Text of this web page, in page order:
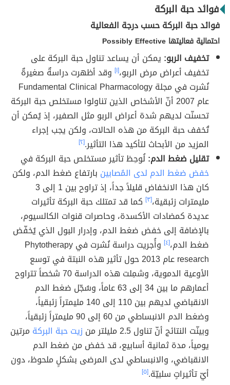
فوائد حبة البركة
فوائد حبة البركة حسب درجة الفعالية
احتمالية فعاليتها Possibly Effective
تخفيف الربو: يمكن أن يساعد تناول حبة البركة على
تخفيف أعراض مرض الربو،[١] وقد أظهرت دراسةٌ صغيرةٌ
نُشرت في مجلة Fundamental Clinical Pharmacology
عام 2007 أنّ الأشخاص الذين تناولوا مستخلص حبة البركة
تحسنّت لديهم شدة أعراض الربو مثل الصفير، إذ يُمكن أن
تُخفف حبة البركة من هذه الحالات، ولكن يجب إجراء
المزيد من الأبحاث لتأكيد هذا التأثير.[٢]
تقليل ضغط الدم:لُوحِظ تأثير مستخلص حبة البركة في
خفض ضغط الدم لدى المُصابين بارتفاع ضغط الدم، ولكن
كان هذا الانخفاض قليلاً جداً، إذ تراوح بين 1 إلى 3
مليمترات زئبقية،[٣] كما قد تمتلك حبة البركة تأثيرات
عديدة كمضادات الأكسدة، وحاصرات قنوات الكالسيوم،
بالإضافة إلى خفض ضغط الدم، وإدرار البول الذي يُخفّض
ضغط الدم،[٤]
وأُجريت دراسة نُشرت في Phytotherapy
research عام 2013 حول تأثير هذه النبتة في توسع
الأوعية الدموية، وشمِلت هذه الدراسة 70 شخصاً تتراوح
أعمارهم ما بين 34 إلى 63 عاماً، وسُجّل ضغط الدم
الانقباضي لديهم بين 110 إلى 140 مليمتراً زئبقياً،
وضغط الدم الانبساطي من 60 إلى 90 مليمتراً زئبقياً،
وبينّت النتائج أنّ تناول 2.5 مليلتر من
زيت حبة البركة مرتين
يومياً، مدة ثمانية أسابيع، قد خفض من ضغط الدم
الانقباضي، والانبساطي لدى المرضى بشكلٍ ملحوظ، دون
أيّ تأثيراتٍ سلبيّة.[٥]